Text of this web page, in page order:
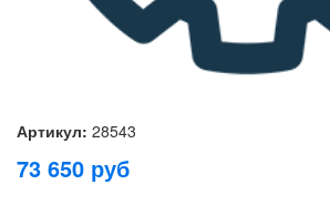
Артикул: 28543
73 650 руб